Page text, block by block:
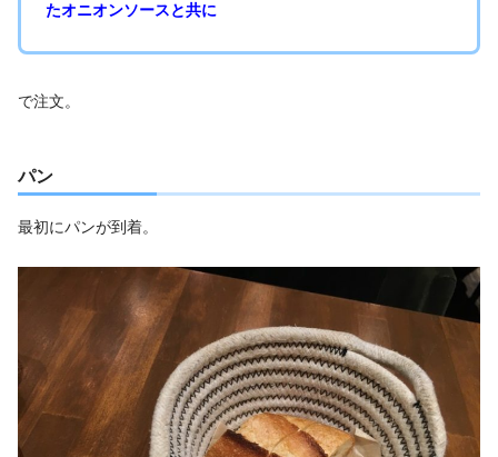
たオニオンソースと共に
で注文。
パン
最初にパンが到着。